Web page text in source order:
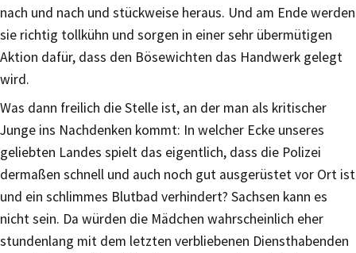
nach und nach und stückweise heraus. Und am Ende werden
sie richtig tollkühn und sorgen in einer sehr übermütigen
Aktion dafür, dass den Bösewichten das Handwerk gelegt
wird.
Was dann freilich die Stelle ist, an der man als kritischer
Junge ins Nachdenken kommt: In welcher Ecke unseres
geliebten Landes spielt das eigentlich, dass die Polizei
dermaßen schnell und auch noch gut ausgerüstet vor Ort ist
und ein schlimmes Blutbad verhindert? Sachsen kann es
nicht sein. Da würden die Mädchen wahrscheinlich eher
stundenlang mit dem letzten verbliebenen Diensthabenden